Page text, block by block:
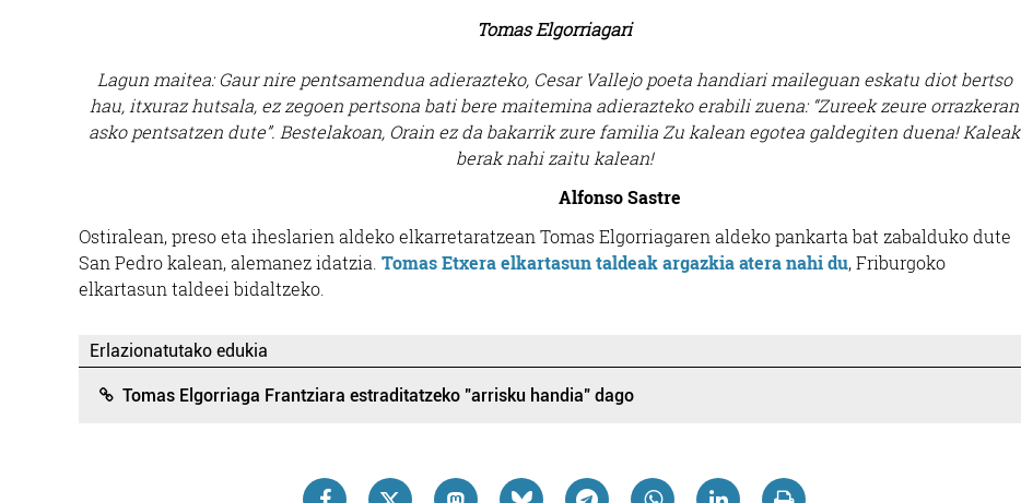
Tomas Elgorriagari
Lagun maitea: Gaur nire pentsamendua adierazteko, Cesar Vallejo poeta handiari maileguan eskatu diot bertso
hau, itxuraz hutsala, ez zegoen pertsona bati bere maitemina adierazteko erabili zuena: “Zureek zeure orrazkeran
asko pentsatzen dute”. Bestelakoan, Orain ez da bakarrik zure familia Zu kalean egotea galdegiten duena! Kaleak
berak nahi zaitu kalean!
Alfonso Sastre
Ostiralean, preso eta iheslarien aldeko elkarretaratzean Tomas Elgorriagaren aldeko pankarta bat zabalduko dute
San Pedro kalean, alemanez idatzia. Tomas Etxera elkartasun taldeak argazkia atera nahi du, Friburgoko
elkartasun taldeei bidaltzeko.
Erlazionatutako edukia
Tomas Elgorriaga Frantziara estraditatzeko "arrisku handia" dago